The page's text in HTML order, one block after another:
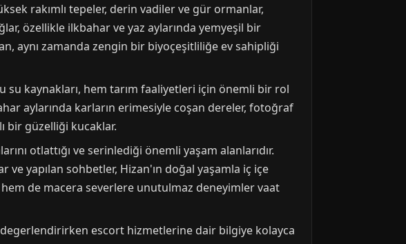
rakımlı tepeler, derin vadiler ve gür ormanlar,
özellikle ilkbahar ve yaz aylarında yemyeşil bir
aynı zamanda zengin bir biyoçeşitliliğe ev sahipliği
su kaynakları, hem tarım faaliyetleri için önemli bir rol
aylarında karların erimesiyle coşan dereler, fotoğraf
bir güzelliği kucaklar.
otlattığı ve serinlediği önemli yaşam alanlarıdır.
yapılan sohbetler, Hizan'ın doğal yaşamla iç içe
hem de macera severlere unutulmaz deneyimler vaat
escort hizmetlerine dair bilgiye kolayca